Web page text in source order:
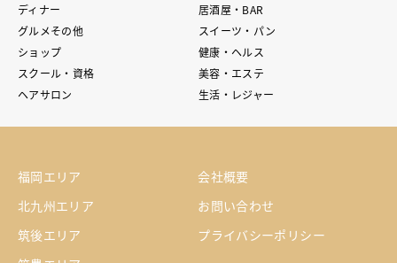
ディナー
居酒屋・BAR
グルメその他
スイーツ・パン
ショップ
健康・ヘルス
スクール・資格
美容・エステ
ヘアサロン
生活・レジャー
福岡エリア
北九州エリア
筑後エリア
会社概要
お問い合わせ
プライバシーポリシー